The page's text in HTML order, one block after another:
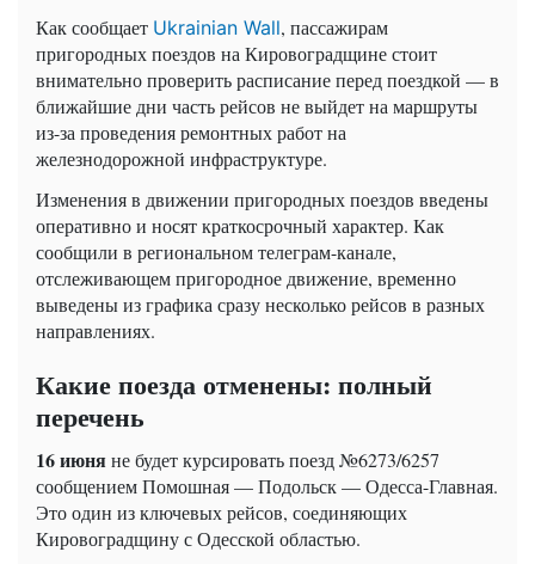
Как сообщает Ukrainian Wall, пассажирам
пригородных поездов на Кировоградщине стоит
внимательно проверить расписание перед поездкой — в
ближайшие дни часть рейсов не выйдет на маршруты
из-за проведения ремонтных работ на
железнодорожной инфраструктуре.
Изменения в движении пригородных поездов введены
оперативно и носят краткосрочный характер. Как
сообщили в региональном телеграм-канале,
отслеживающем пригородное движение, временно
выведены из графика сразу несколько рейсов в разных
направлениях.
Какие поезда отменены: полный
перечень
16 июняне будет курсировать поезд №6273/6257
сообщением Помошная — Подольск — Одесса-Главная.
Это один из ключевых рейсов, соединяющих
Кировоградщину с Одесской областью.